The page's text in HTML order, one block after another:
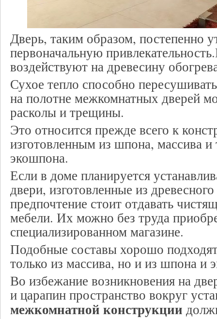
Дверь, таким образом, постепенно
первоначальную
воздействуют на древесину
Сухое тепло способно
на полотне межкомнатных дверей
расколы и трещины.
Это относится прежде всего к
изготовленным из шпона, массива и
экошпона.
Если в доме планируется
двери, изготовленные из
предпочтение стоит отдавать
мебели. Их можно без труда
специализированном магазине.
Подобные составы хорошо
только из массива, но и из шпона и
Во избежание возникновения на
и царапин пространство вокруг
межкомнатной конструкции